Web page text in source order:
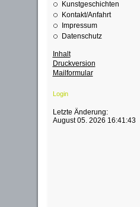
Kunstgeschichten
Kontakt/Anfahrt
Impressum
Datenschutz
Inhalt
Druckversion
Mailformular
Login
Letzte Änderung:
August 05. 2026 16:41:43